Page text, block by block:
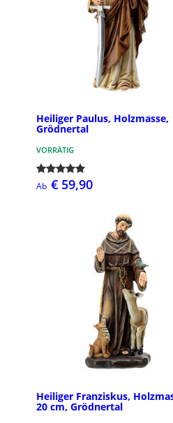
Heiliger Paulus, Holzmasse,
Grödnertal
VORRÄTIG
Ab € 59,90
Heiliger Franziskus,
20 cm, Grödnertal